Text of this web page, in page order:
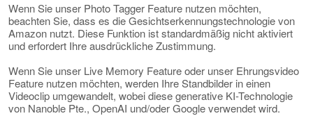
Wenn Sie unser Photo Tagger Feature nutzen möchten,
beachten Sie, dass es die Gesichtserkennungstechnologie von
Amazon nutzt. Diese Funktion ist standardmäßig nicht aktiviert
und erfordert Ihre ausdrückliche Zustimmung.
Wenn Sie unser Live Memory Feature oder unser Ehrungsvideo
Feature nutzen möchten, werden Ihre Standbilder in einen
Videoclip umgewandelt, wobei diese generative KI-Technologie
von Nanoble Pte., OpenAI und/oder Google verwendet wird.